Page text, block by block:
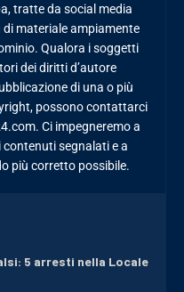
tratte da social media
materiale ampiamente
Qualora i soggetti
dei diritti d’autore
di una o più
possono contattarci
Ci impegneremo a
segnalati e a
più corretto possibile.
5 arresti nella Locale